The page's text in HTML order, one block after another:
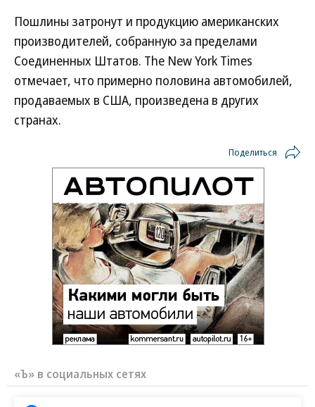
Пошлины затронут и продукцию американских
производителей, собранную за пределами
Соединенных Штатов. The New York Times
отмечает, что примерно половина автомобилей,
продаваемых в США, произведена в других
странах.
Поделиться
«Ъ» в социальных сетях